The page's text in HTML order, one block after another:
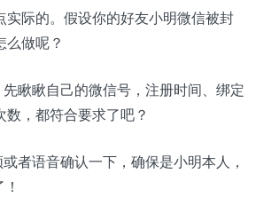
实际的。假设你的好友小明微信被封
么做呢？
先瞅瞅自己的微信号，注册时间、绑定
数，都符合要求了吧？
或者语音确认一下，确保是小明本人，